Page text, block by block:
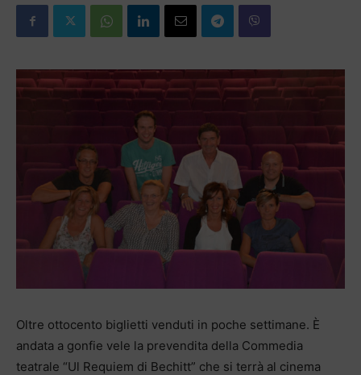
Oltre ottocento biglietti venduti in poche settimane. È
andata a gonfie vele la prevendita della Commedia
teatrale “Ul Requiem di Bechitt” che si terrà al cinema